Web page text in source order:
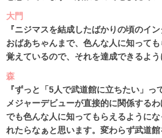
大門
『ニジマスを結成したばかりの頃のイ
おばあちゃんまで、色んな人に知って
覚えているので、それを達成できるよう
森
『ずっと「5人で武道館に立ちたい」っ
メジャーデビューが直接的に関係する
でも色んな人に知ってもらえるように
れたらなぁと思います。変わらず武道